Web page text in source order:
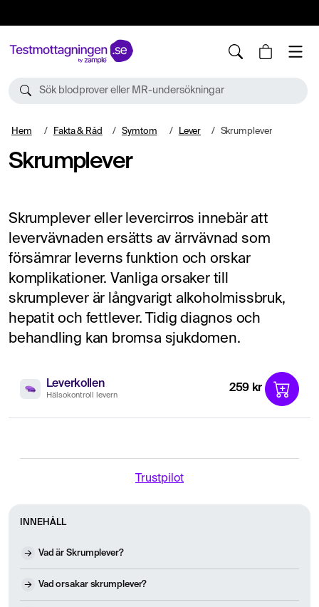
Sök blodprover eller MR-undersökningar
Hem Fakta & Råd Symtom Lever Skrumplever
Skrumplever
Skrumplever eller levercirros innebär att
levervävnaden ersätts av ärrvävnad som
försämrar leverns funktion och orskar
komplikationer. Vanliga orsaker till
skrumplever är långvarigt alkoholmissbruk,
hepatit och fettlever. Tidig diagnos och
behandling kan bromsa sjukdomen.
Leverkollen
Hälsokontroll levern
259 kr
Trustpilot
INNEHÅLL
Vad är Skrumplever?
Vad orsakar skrumplever?